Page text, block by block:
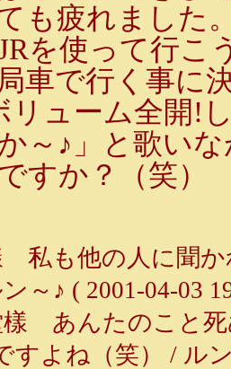
も疲れました
を使って行こ
車で行く事に
リューム全開!
～♪」と歌い
すか？（笑）
私も他の人に聞か
～♪ ( 2001-04-03
樣 あんたのこと死
すよね（笑） / ル